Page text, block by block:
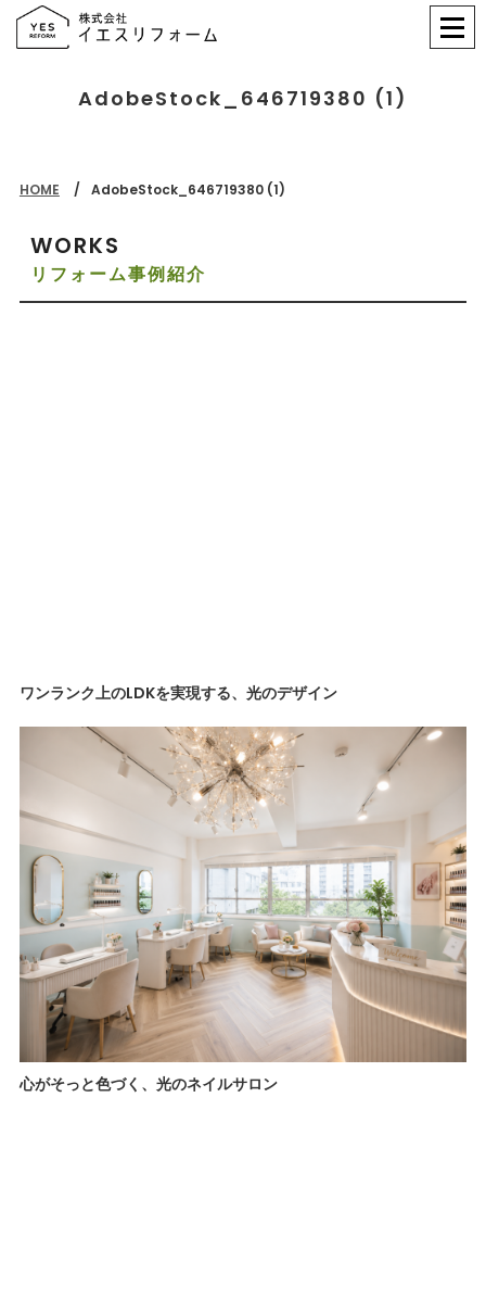
AdobeStock_646719380 (1)
HOME AdobeStock_646719380 (1)
WORKS
リフォーム事例紹介
ワンランク上のLDKを実現する、光のデザイン
心がそっと色づく、光のネイルサロン